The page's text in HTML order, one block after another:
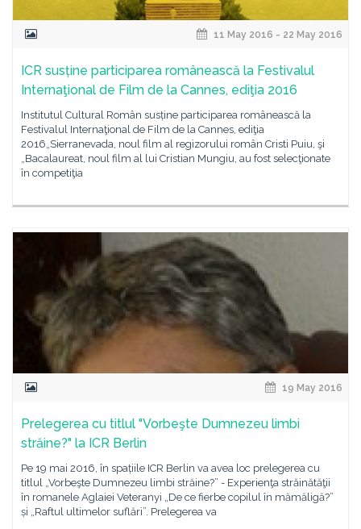
11 May 2016 - 22 May 2016
ICR susține participarea românească la Festivalul
Internaţional de Film de la Cannes, ediţia 2016
Institutul Cultural Român susține participarea românească la
Festivalul Internaţional de Film de la Cannes, ediţia
2016„Sierranevada, noul film al regizorului român Cristi Puiu, şi
„Bacalaureat, noul film al lui Cristian Mungiu, au fost selecţionate
în competiţia
19 May 2016
Prelegerea cu titlul "Vorbeşte Dumnezeu limbi
străine?" la ICR Berlin
Pe 19 mai 2016, în spațiile ICR Berlin va avea loc prelegerea cu
titlul „Vorbeşte Dumnezeu limbi străine?” - Experienţa străinătăţii
în romanele Aglaiei Veteranyi „De ce fierbe copilul în mămăligă?”
și „Raftul ultimelor suflări”. Prelegerea va